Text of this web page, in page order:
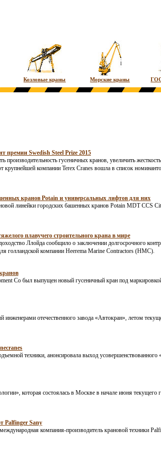
Козловые краны Морские краны
премии Swedish Steel Prize 2015
гусеничных кранов, увеличить
крупнейшей компании Terex Cranes вошла в список
кранов Potain и универсальных лифтов для них
линейки городских башенных кранов Potain MDT
плавучего строительного крана в мире
Ллойда сообщило о заключении долгосрочного
голландской компании Heerema Marine Contractors (HMC).
Co был выпущен новый гусеничный кран под
отечественного завода «Автокран», летом
техники, анонсировала выход усовершенствованного
которая состоялась в Москве в начале июня текущего
Palfinger Sany
компания-производитель крановой техники